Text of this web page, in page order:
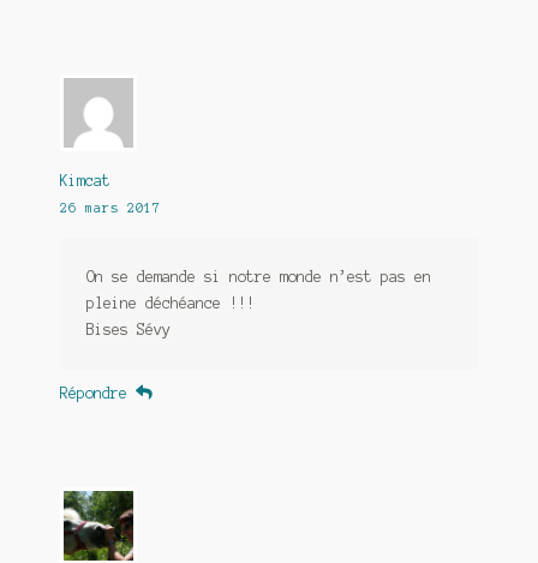
Kimcat
26 mars 2017
On se demande si notre monde n’est pas en
pleine déchéance !!!
Bises Sévy
Répondre